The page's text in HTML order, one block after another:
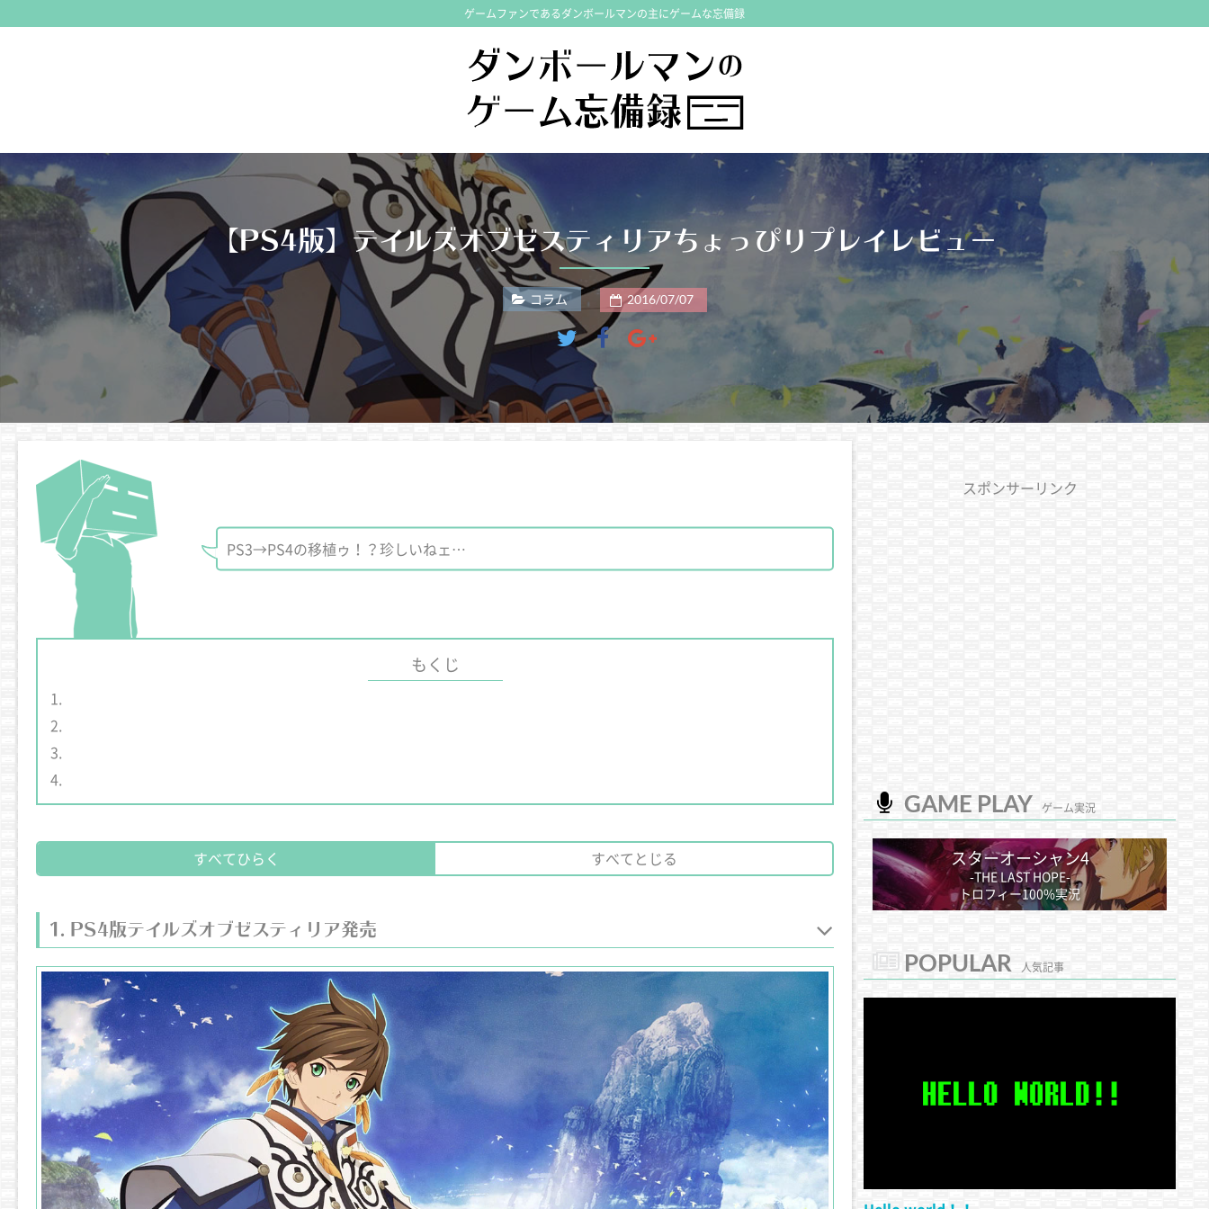
ゲームファンであるダンボールマンの主にゲームな忘備録
【PS4版】テイルズオブゼスティリアちょっぴりプレイレビュー
コラム 2016/07/07
PS3→PS4の移植ゥ！？珍しいねェ…
もくじ
すべてひらく すべてとじる
PS4版テイルズオブゼスティリア発売
スポンサーリンク
GAME PLAY ゲーム実況
スターオーシャン4
-THE LAST HOPE-
トロフィー100%実況
POPULAR 人気記事